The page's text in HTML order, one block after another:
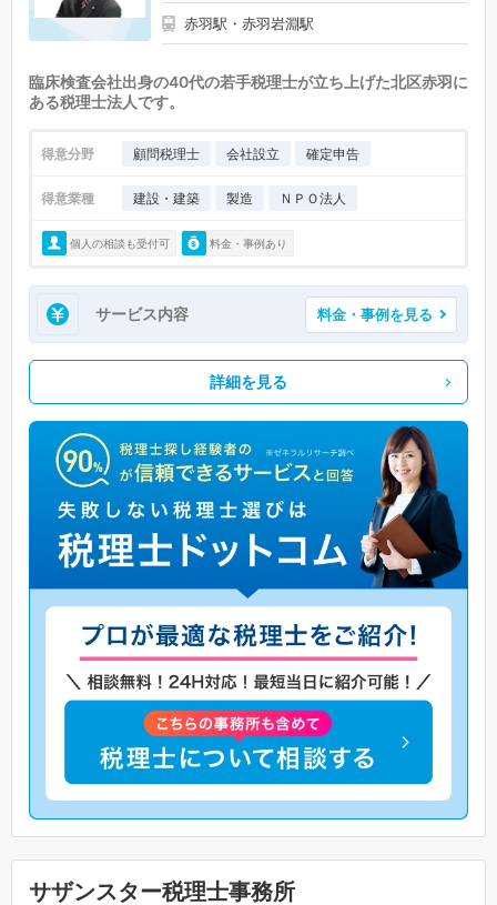
赤羽駅・赤羽岩淵駅
臨床検査会社出身の40代の若手税理士が立ち上げた北区赤羽に
ある税理士法人です。
得意分野 顧問税理士 会社設立 確定申告
得意業種 建設・建築 製造 ＮＰＯ法人
個人の相談も受付可 料金・事例あり
サービス内容 料金・事例を見る
詳細を見る
サザンスター税理士事務所